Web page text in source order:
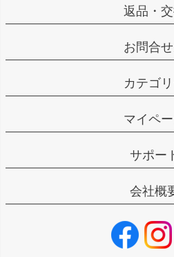
返品・
お問合
カテゴ
マイペ
サポー
会社概